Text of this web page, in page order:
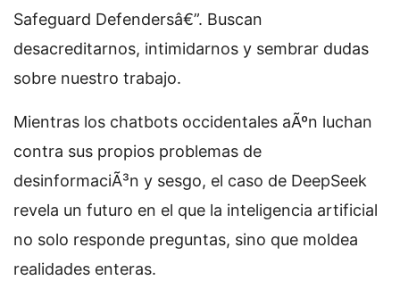
Safeguard Defendersâ€”. Buscan
desacreditarnos, intimidarnos y sembrar dudas
sobre nuestro trabajo.
Mientras los chatbots occidentales aÃºn luchan
contra sus propios problemas de
desinformaciÃ³n y sesgo, el caso de DeepSeek
revela un futuro en el que la inteligencia artificial
no solo responde preguntas, sino que moldea
realidades enteras.